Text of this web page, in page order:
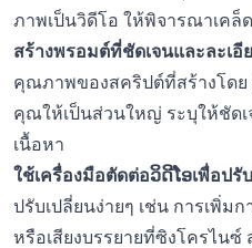
ภาพเป็นวิดีโอ ให้พิจารณาเคล็
สร้างพรอมต์ที่ชัดเจนและละเอี
คุณภาพของสคริปต์ที่สร้างโด
คุณให้เป็นส่วนใหญ่ ระบุให้ชัดเ
เนื้อหา
ใช้เครื่องมือตัดต่อວິດີໂອเพื่อปรั
ปรับเปลี่ยนง่ายๆ เช่น การเพิ่ม
หรือเสียงบรรยายที่ซิงโครไน